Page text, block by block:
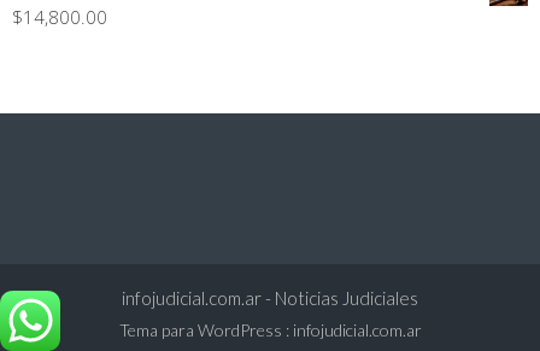
$14,800.00
infojudicial.com.ar - Noticias Judiciales
Tema para WordPress : infojudicial.com.ar